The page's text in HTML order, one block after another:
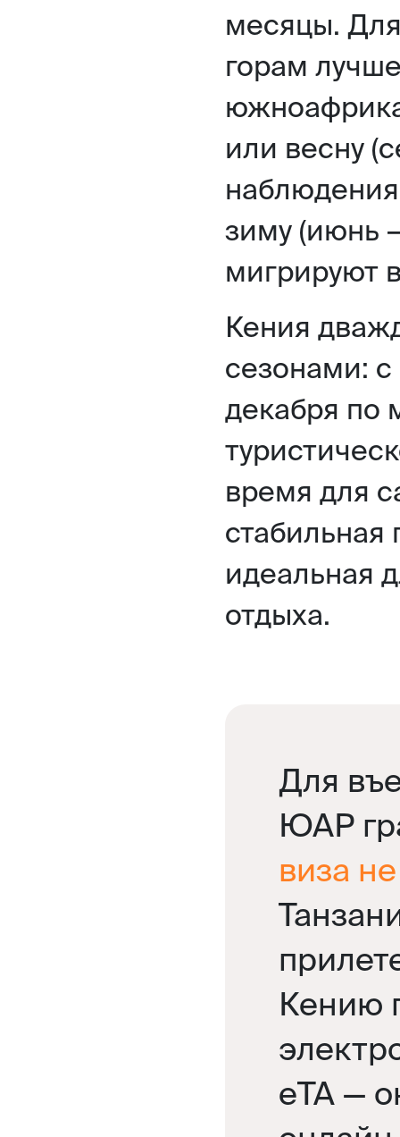
месяцы.
горам
или весну
зиму (июнь
мигрируют
Кения
сезонами:
декабря по
время для
стабильная
идеальная
отдыха.
Для
ЮАР
виза
Кению
eTA —